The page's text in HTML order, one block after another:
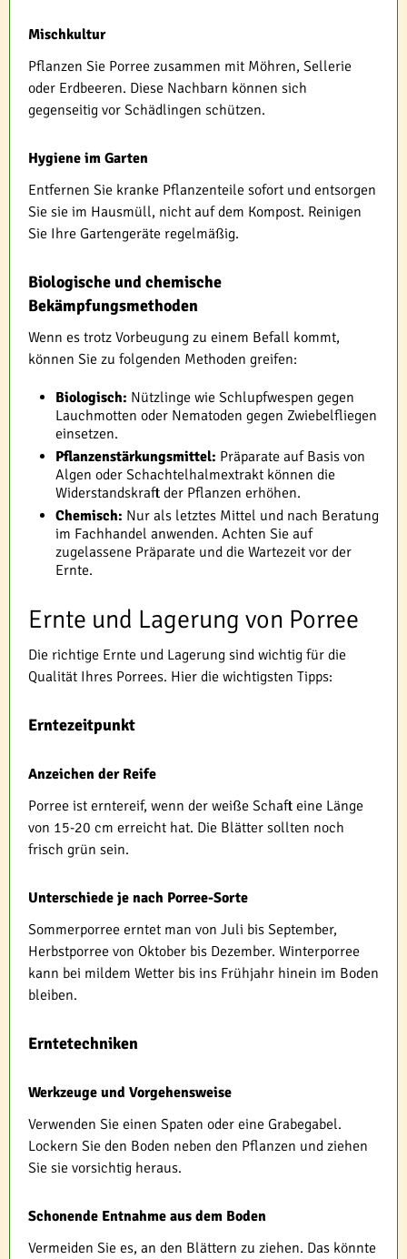
Mischkultur
Pflanzen Sie Porree zusammen mit Möhren, Sellerie
oder Erdbeeren. Diese Nachbarn können sich
gegenseitig vor Schädlingen schützen.
Hygiene im Garten
Entfernen Sie kranke Pflanzenteile sofort und entsorgen
Sie sie im Hausmüll, nicht auf dem Kompost. Reinigen
Sie Ihre Gartengeräte regelmäßig.
Biologische und chemische
Bekämpfungsmethoden
Wenn es trotz Vorbeugung zu einem Befall kommt,
können Sie zu folgenden Methoden greifen:
Biologisch: Nützlinge wie Schlupfwespen gegen
Lauchmotten oder Nematoden gegen Zwiebelfliegen
einsetzen.
Pflanzenstärkungsmittel: Präparate auf Basis von
Algen oder Schachtelhalmextrakt können die
Widerstandskraft der Pflanzen erhöhen.
Chemisch: Nur als letztes Mittel und nach Beratung
im Fachhandel anwenden. Achten Sie auf
zugelassene Präparate und die Wartezeit vor der
Ernte.
Ernte und Lagerung von Porree
Die richtige Ernte und Lagerung sind wichtig für die
Qualität Ihres Porrees. Hier die wichtigsten Tipps:
Erntezeitpunkt
Anzeichen der Reife
Porree ist erntereif, wenn der weiße Schaft eine Länge
von 15-20 cm erreicht hat. Die Blätter sollten noch
frisch grün sein.
Unterschiede je nach Porree-Sorte
Sommerporree erntet man von Juli bis September,
Herbstporree von Oktober bis Dezember. Winterporree
kann bei mildem Wetter bis ins Frühjahr hinein im Boden
bleiben.
Erntetechniken
Werkzeuge und Vorgehensweise
Verwenden Sie einen Spaten oder eine Grabegabel.
Lockern Sie den Boden neben den Pflanzen und ziehen
Sie sie vorsichtig heraus.
Schonende Entnahme aus dem Boden
Vermeiden Sie es, an den Blättern zu ziehen. Das könnte